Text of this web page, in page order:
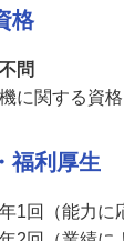
分は別途支給
格
に関する資
福利厚生